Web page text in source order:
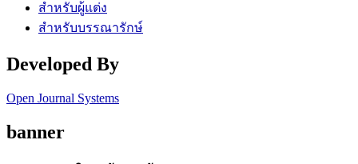
สำหรับผู้แต่ง
สำหรับบรรณารักษ์
Developed By
Open Journal Systems
banner